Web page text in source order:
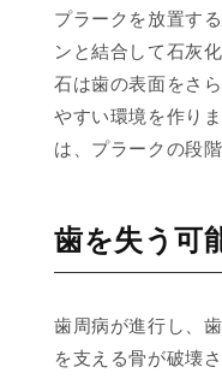
プラークを放置す
ンと結合して石灰
石は歯の表面をさ
やすい環境を作り
は、プラークの段
歯を失う可
歯周病が進行し、
を支える骨が破壊